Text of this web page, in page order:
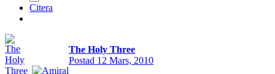
Citera
The Holy Three
Postad 12 Mars, 2010